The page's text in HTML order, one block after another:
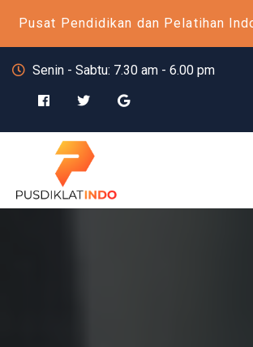
Pusat Pendidikan dan Pelatihan
Senin - Sabtu: 7.30 am - 6.00 pm